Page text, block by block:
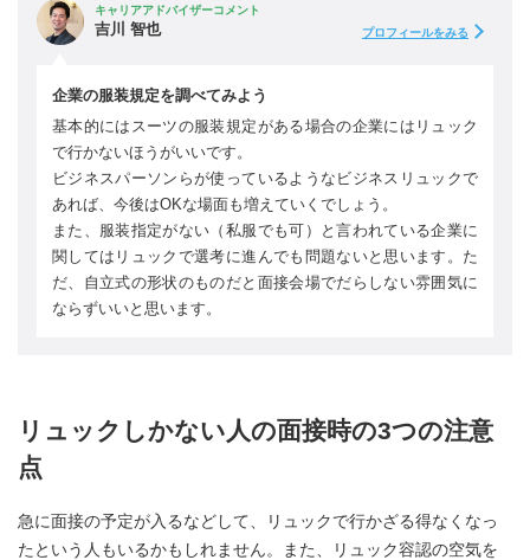
キャリアアドバイザーコメント
吉川 智也 プロフィールをみる
企業の服装規定を調べてみよう
基本的にはスーツの服装規定がある場合の企業にはリュック
で行かないほうがいいです。
ビジネスパーソンらが使っているようなビジネスリュックで
あれば、今後はOKな場面も増えていくでしょう。
また、服装指定がない（私服でも可）と言われている企業に
関してはリュックで選考に進んでも問題ないと思います。た
だ、自立式の形状のものだと面接会場でだらしない雰囲気に
ならずいいと思います。
リュックしかない人の面接時の3つの注意
点️
急に面接の予定が入るなどして、リュックで行かざる得なくなっ
たという人もいるかもしれません。また、リュック容認の空気を